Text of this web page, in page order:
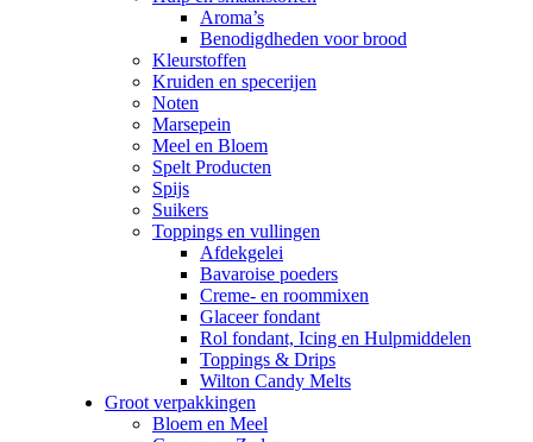
Aroma’s
Benodigdheden voor brood
Kleurstoffen
Kruiden en specerijen
Noten
Marsepein
Meel en Bloem
Spelt Producten
Spijs
Suikers
Toppings en vullingen
Afdekgelei
Bavaroise poeders
Creme- en roommixen
Glaceer fondant
Rol fondant, Icing en Hulpmiddelen
Toppings & Drips
Wilton Candy Melts
Groot verpakkingen
Bloem en Meel